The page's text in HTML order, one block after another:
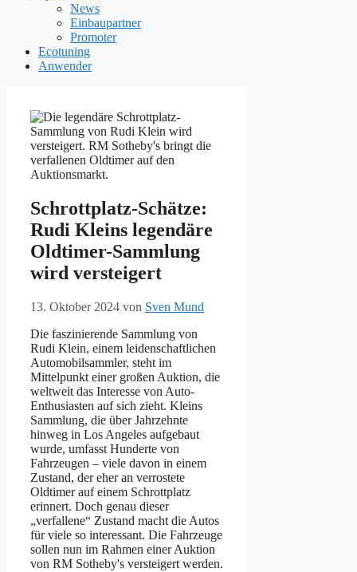
News
Einbaupartner
Promoter
Ecotuning
Anwender
Schrottplatz-Schätze:
Rudi Kleins legendäre
Oldtimer-Sammlung
wird versteigert
13. Oktober 2024 von Sven Mund
Die faszinierende Sammlung von
Rudi Klein, einem leidenschaftlichen
Automobilsammler, steht im
Mittelpunkt einer großen Auktion, die
weltweit das Interesse von Auto-
Enthusiasten auf sich zieht. Kleins
Sammlung, die über Jahrzehnte
hinweg in Los Angeles aufgebaut
wurde, umfasst Hunderte von
Fahrzeugen – viele davon in einem
Zustand, der eher an verrostete
Oldtimer auf einem Schrottplatz
erinnert. Doch genau dieser
„verfallene“ Zustand macht die Autos
für viele so interessant. Die Fahrzeuge
sollen nun im Rahmen einer Auktion
von RM Sotheby's versteigert werden.